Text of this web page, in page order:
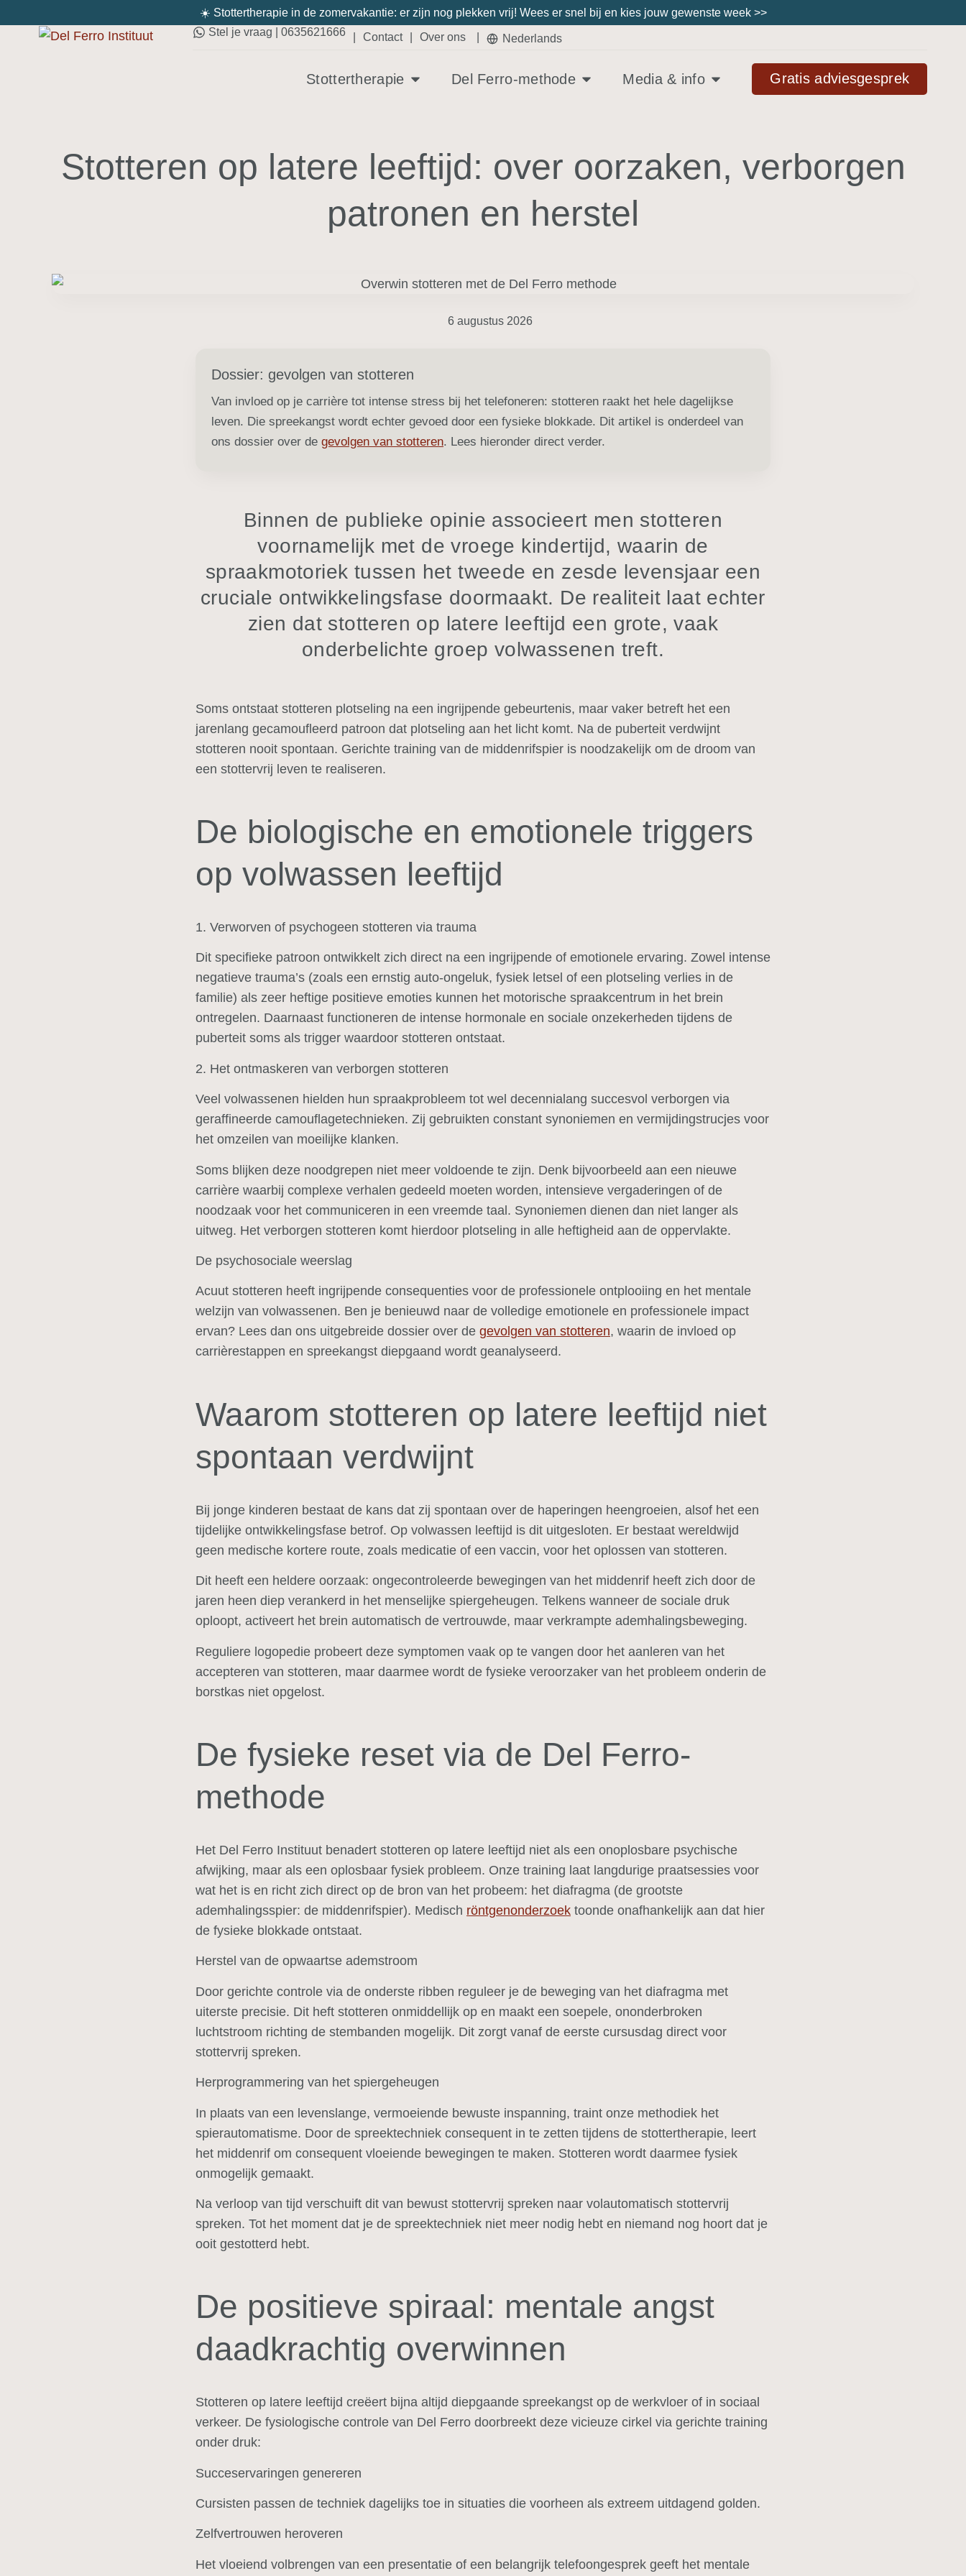
☀️ Stottertherapie in de zomervakantie: er zijn nog plekken vrij! Wees er snel bij en kies jouw gewenste week >>
Stel je vraag | 0635621666
Contact Over ons Nederlands
Stottertherapie Del Ferro-methode Media & info Gratis adviesgesprek
Stotteren op latere leeftijd: over oorzaken, verborgen
patronen en herstel
6 augustus 2026
Dossier: gevolgen van stotteren
Van invloed op je carrière tot intense stress bij het telefoneren: stotteren raakt het hele dagelijkse
leven. Die spreekangst wordt echter gevoed door een fysieke blokkade. Dit artikel is onderdeel van
ons dossier over de gevolgen van stotteren. Lees hieronder direct verder.
Binnen de publieke opinie associeert men stotteren
voornamelijk met de vroege kindertijd, waarin de
spraakmotoriek tussen het tweede en zesde levensjaar een
cruciale ontwikkelingsfase doormaakt. De realiteit laat echter
zien dat stotteren op latere leeftijd een grote, vaak
onderbelichte groep volwassenen treft.
Soms ontstaat stotteren plotseling na een ingrijpende gebeurtenis, maar vaker betreft het een
jarenlang gecamoufleerd patroon dat plotseling aan het licht komt. Na de puberteit verdwijnt
stotteren nooit spontaan. Gerichte training van de middenrifspier is noodzakelijk om de droom van
een stottervrij leven te realiseren.
De biologische en emotionele triggers
op volwassen leeftijd
1. Verworven of psychogeen stotteren via trauma
Dit specifieke patroon ontwikkelt zich direct na een ingrijpende of emotionele ervaring. Zowel intense
negatieve trauma’s (zoals een ernstig auto-ongeluk, fysiek letsel of een plotseling verlies in de
familie) als zeer heftige positieve emoties kunnen het motorische spraakcentrum in het brein
ontregelen. Daarnaast functioneren de intense hormonale en sociale onzekerheden tijdens de
puberteit soms als trigger waardoor stotteren ontstaat.
2. Het ontmaskeren van verborgen stotteren
Veel volwassenen hielden hun spraakprobleem tot wel decennialang succesvol verborgen via
geraffineerde camouflagetechnieken. Zij gebruikten constant synoniemen en vermijdingstrucjes voor
het omzeilen van moeilijke klanken.
Soms blijken deze noodgrepen niet meer voldoende te zijn. Denk bijvoorbeeld aan een nieuwe
carrière waarbij complexe verhalen gedeeld moeten worden, intensieve vergaderingen of de
noodzaak voor het communiceren in een vreemde taal. Synoniemen dienen dan niet langer als
uitweg. Het verborgen stotteren komt hierdoor plotseling in alle heftigheid aan de oppervlakte.
De psychosociale weerslag
Acuut stotteren heeft ingrijpende consequenties voor de professionele ontplooiing en het mentale
welzijn van volwassenen. Ben je benieuwd naar de volledige emotionele en professionele impact
ervan? Lees dan ons uitgebreide dossier over de gevolgen van stotteren, waarin de invloed op
carrièrestappen en spreekangst diepgaand wordt geanalyseerd.
Waarom stotteren op latere leeftijd niet
spontaan verdwijnt
Bij jonge kinderen bestaat de kans dat zij spontaan over de haperingen heengroeien, alsof het een
tijdelijke ontwikkelingsfase betrof. Op volwassen leeftijd is dit uitgesloten. Er bestaat wereldwijd
geen medische kortere route, zoals medicatie of een vaccin, voor het oplossen van stotteren.
Dit heeft een heldere oorzaak: ongecontroleerde bewegingen van het middenrif heeft zich door de
jaren heen diep verankerd in het menselijke spiergeheugen. Telkens wanneer de sociale druk
oploopt, activeert het brein automatisch de vertrouwde, maar verkrampte ademhalingsbeweging.
Reguliere logopedie probeert deze symptomen vaak op te vangen door het aanleren van het
accepteren van stotteren, maar daarmee wordt de fysieke veroorzaker van het probleem onderin de
borstkas niet opgelost.
De fysieke reset via de Del Ferro-
methode
Het Del Ferro Instituut benadert stotteren op latere leeftijd niet als een onoplosbare psychische
afwijking, maar als een oplosbaar fysiek probleem. Onze training laat langdurige praatsessies voor
wat het is en richt zich direct op de bron van het probeem: het diafragma (de grootste
ademhalingsspier: de middenrifspier). Medisch röntgenonderzoek toonde onafhankelijk aan dat hier
de fysieke blokkade ontstaat.
Herstel van de opwaartse ademstroom
Door gerichte controle via de onderste ribben reguleer je de beweging van het diafragma met
uiterste precisie. Dit heft stotteren onmiddellijk op en maakt een soepele, ononderbroken
luchtstroom richting de stembanden mogelijk. Dit zorgt vanaf de eerste cursusdag direct voor
stottervrij spreken.
Herprogrammering van het spiergeheugen
In plaats van een levenslange, vermoeiende bewuste inspanning, traint onze methodiek het
spierautomatisme. Door de spreektechniek consequent in te zetten tijdens de stottertherapie, leert
het middenrif om consequent vloeiende bewegingen te maken. Stotteren wordt daarmee fysiek
onmogelijk gemaakt.
Na verloop van tijd verschuift dit van bewust stottervrij spreken naar volautomatisch stottervrij
spreken. Tot het moment dat je de spreektechniek niet meer nodig hebt en niemand nog hoort dat je
ooit gestotterd hebt.
De positieve spiraal: mentale angst
daadkrachtig overwinnen
Stotteren op latere leeftijd creëert bijna altijd diepgaande spreekangst op de werkvloer of in sociaal
verkeer. De fysiologische controle van Del Ferro doorbreekt deze vicieuze cirkel via gerichte training
onder druk:
Succeservaringen genereren
Cursisten passen de techniek dagelijks toe in situaties die voorheen als extreem uitdagend golden.
Zelfvertrouwen heroveren
Het vloeiend volbrengen van een presentatie of een belangrijk telefoongesprek geeft het mentale